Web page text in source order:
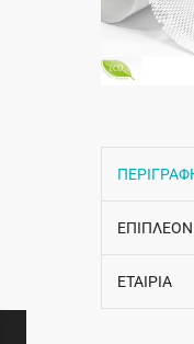
ΕΤΑΙΡΙΑ